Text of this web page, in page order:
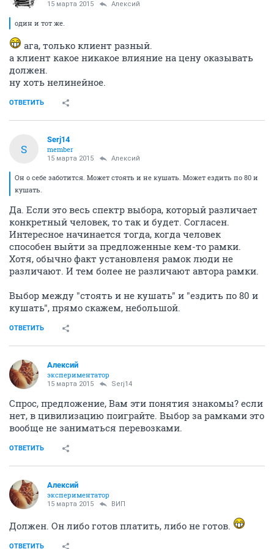
15 марта 2015 Алексий
один и тот же.
ага, только клиент разный.
а клиент какое никакое влияние на цену оказывать
должен.
ну хоть нелинейное.
ОТВЕТИТЬ
S
Serj14
member
15 марта 2015 Алексий
Он о себе заботится. Может стоять и не кушать. Может ездить по 80 и
кушать.
Да. Если это весь спектр выбора, который различает
конкретный человек, то так и будет. Согласен.
Интересное начинается тогда, когда человек
способен выйти за предложенные кем-то рамки.
Хотя, обычно факт установленя рамок люди не
различают. И тем более не различают автора рамки.
Выбор между "стоять и не кушать" и "ездить по 80 и
кушать", прямо скажем, небольшой.
ОТВЕТИТЬ
Алексий
экспериментатор
15 марта 2015 Serj14
Спрос, предложение, Вам эти понятия знакомы? если
нет, в цивилизацию поиграйте. Выбор за рамками это
вообще не заниматься перевозками.
ОТВЕТИТЬ
Алексий
экспериментатор
15 марта 2015 ВИП
Должен. Он либо готов платить, либо не готов.
ОТВЕТИТЬ